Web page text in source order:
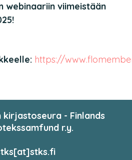
webinaariin viimeistään
https://
kirjastoseura - Finlands
r.y.